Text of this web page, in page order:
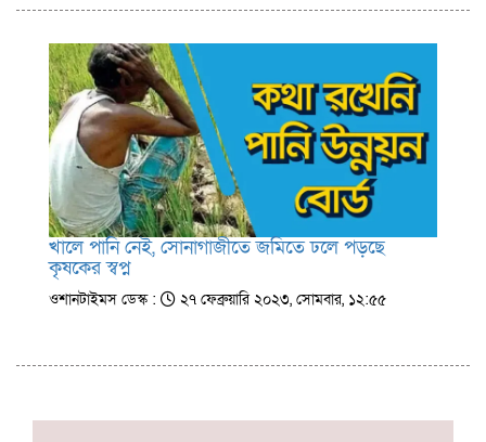
খালে পানি নেই, সোনাগাজীতে জমিতে ঢলে পড়ছে
কৃষকের স্বপ্ন
ওশানটাইমস ডেস্ক : ২৭ ফেব্রুয়ারি ২০২৩, সোমবার, ১২:৫৫